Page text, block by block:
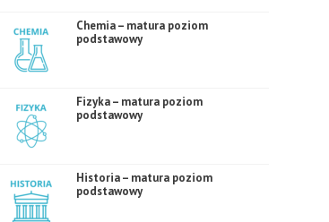
Chemia – matura poziom
podstawowy
Fizyka – matura poziom
podstawowy
Historia – matura poziom
podstawowy